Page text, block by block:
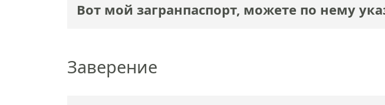
Вот мой загранпаспорт, можете по нему
Заверение